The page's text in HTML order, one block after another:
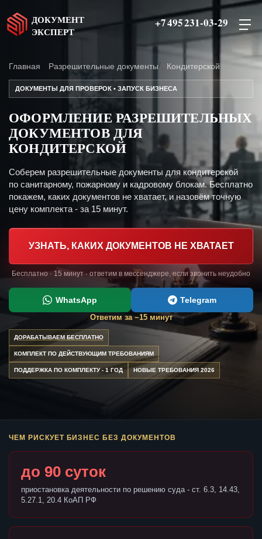
ДОКУМЕНТ
ЭКСПЕРТ
+7 495 231-03-29
Главная Разрешительные документы Кондитерской
ДОКУМЕНТЫ ДЛЯ ПРОВЕРОК • ЗАПУСК БИЗНЕСА
ОФОРМЛЕНИЕ РАЗРЕШИТЕЛЬНЫХ
ДОКУМЕНТОВ ДЛЯ
КОНДИТЕРСКОЙ
Соберем разрешительные документы для кондитерской
по санитарному, пожарному и кадровому блокам. Бесплатно
покажем, каких документов не хватает, и назовём точную
цену комплекта - за 15 минут.
УЗНАТЬ, КАКИХ ДОКУМЕНТОВ НЕ ХВАТАЕТ
Бесплатно · 15 минут · ответим в мессенджере, если звонить неудобно
WhatsApp Telegram
Ответим за ~15 минут
ДОРАБАТЫВАЕМ БЕСПЛАТНО
КОМПЛЕКТ ПО ДЕЙСТВУЮЩИМ ТРЕБОВАНИЯМ
ПОДДЕРЖКА ПО КОМПЛЕКТУ - 1 ГОД НОВЫЕ ТРЕБОВАНИЯ 2026
ЧЕМ РИСКУЕТ БИЗНЕС БЕЗ ДОКУМЕНТОВ
до 90 суток
приостановка деятельности по решению суда - ст. 6.3, 14.43,
5.27.1, 20.4 КоАП РФ